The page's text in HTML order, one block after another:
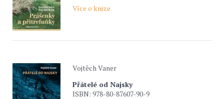
Více o knize
Vojtěch Vaner
Přátelé od Najsky
ISBN: 978-80-87607-90-9